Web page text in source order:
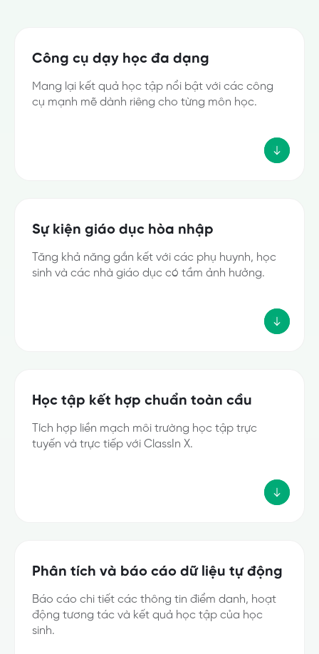
Công cụ dạy học đa dạng
Mang lại kết quả học tập nổi bật với các công
cụ mạnh mẽ dành riêng cho từng môn học.
Sự kiện giáo dục hòa nhập
Tăng khả năng gắn kết với các phụ huynh, học
sinh và các nhà giáo dục có tầm ảnh hưởng.
Học tập kết hợp chuẩn toàn cầu
Tích hợp liền mạch môi trường học tập trực
tuyến và trực tiếp với ClassIn X.
Phân tích và báo cáo dữ liệu tự động
Báo cáo chi tiết các thông tin điểm danh, hoạt
động tương tác và kết quả học tập của học
sinh.